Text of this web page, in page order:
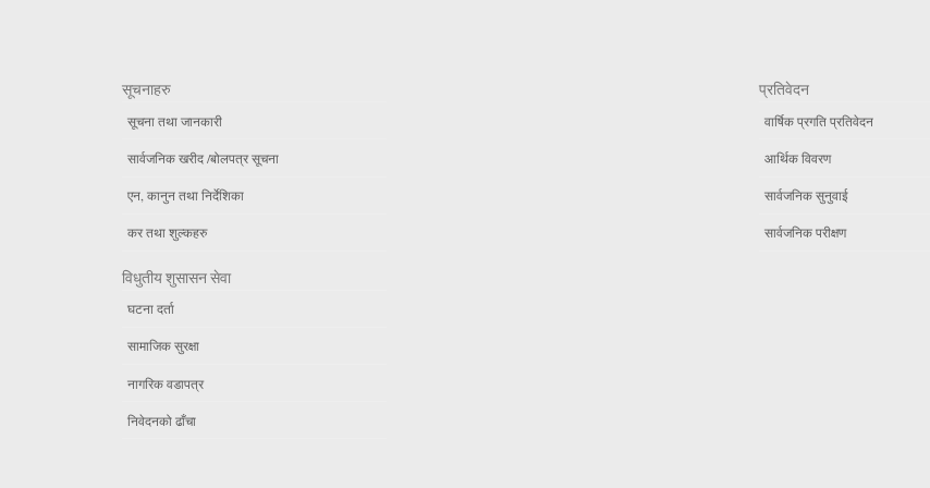
सूचनाहरु
सूचना तथा जानकारी
सार्वजनिक खरीद /बोलपत्र सूचना
एन, कानुन तथा निर्देशिका
कर तथा शुल्कहरु
विधुतीय शुसासन सेवा
घटना दर्ता
सामाजिक सुरक्षा
नागरिक वडापत्र
निवेदनको ढाँचा
प्रतिवेदन
वार्षिक प्रगति प्रतिवेदन
आर्थिक विवरण
सार्वजनिक सुनुवाई
सार्वजनिक परीक्षण